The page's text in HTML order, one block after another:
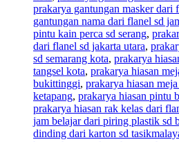
prakarya gantungan masker dari
gantungan nama dari flanel sd
pintu kain perca sd serang,
dari flanel sd jakarta utara,
sd semarang kota, prakarya
tangsel kota, prakarya hiasan
bukittinggi, prakarya hiasan
ketapang, prakarya hiasan pintu
prakarya hiasan rak kelas dari
jam belajar dari piring plastik sd
dinding dari karton sd